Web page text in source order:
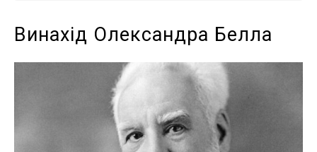
Винахід Олександра Белла